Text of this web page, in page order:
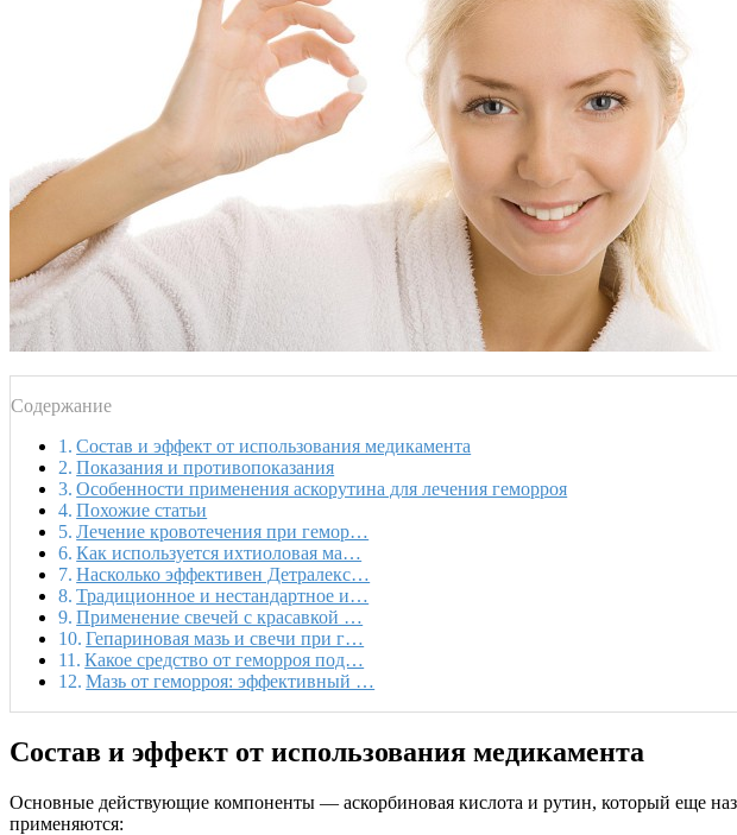
Содержание
Состав и эффект от использования медикамента
Показания и противопоказания
Особенности применения аскорутина для лечения геморроя
Похожие статьи
Лечение кровотечения при гемор…
Как используется ихтиоловая ма…
Насколько эффективен Детралекс…
Традиционное и нестандартное и…
Применение свечей с красавкой …
Гепариновая мазь и свечи при г…
Какое средство от геморроя под…
Мазь от геморроя: эффективный …
Состав и эффект от использования медикамента
Основные действующие компоненты — аскорбиновая кислота и рутин, который еще
применяются: